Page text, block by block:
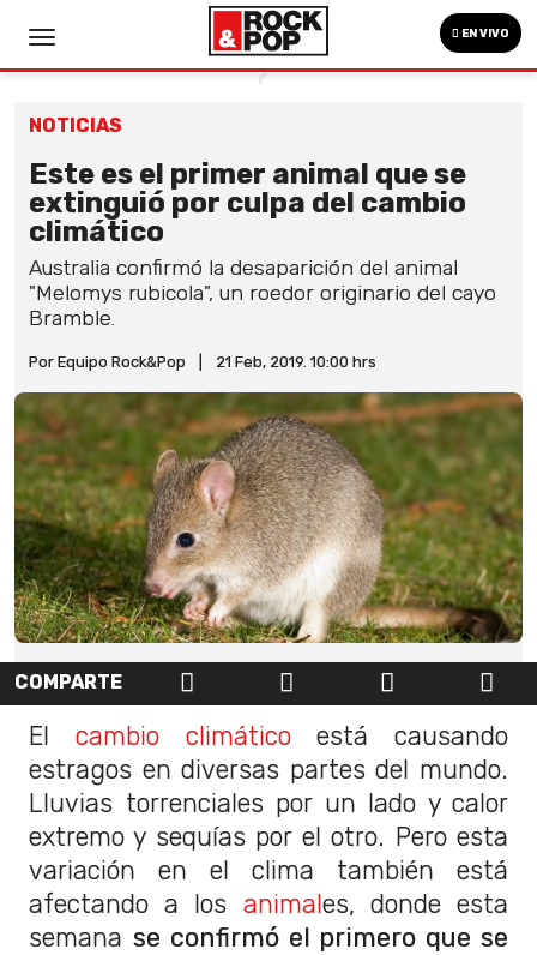
EN VIVO
NOTICIAS
Este es el primer animal que se
extinguió por culpa del cambio
climático
Australia confirmó la desaparición del animal
"Melomys rubicola", un roedor originario del cayo
Bramble.
Por Equipo Rock&Pop 21 Feb, 2019. 10:00 hrs
COMPARTE
El cambio climáticoestá causando
estragos en diversas partes del mundo.
Lluvias torrenciales por un lado y calor
extremo y sequías por el otro. Pero esta
variación en el clima también está
afectando a los animal es, donde esta
semana se confirmó el primero que se